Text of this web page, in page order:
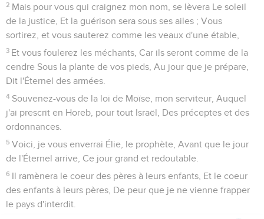
2 Mais pour vous qui craignez mon nom, se lèvera Le soleil
de la justice, Et la guérison sera sous ses ailes ; Vous
sortirez, et vous sauterez comme les veaux d'une étable,
3 Et vous foulerez les méchants, Car ils seront comme de la
cendre Sous la plante de vos pieds, Au jour que je prépare,
Dit l'Éternel des armées.
4 Souvenez-vous de la loi de Moïse, mon serviteur, Auquel
j'ai prescrit en Horeb, pour tout Israël, Des préceptes et des
ordonnances.
5 Voici, je vous enverrai Élie, le prophète, Avant que le jour
de l'Éternel arrive, Ce jour grand et redoutable.
6 Il ramènera le coeur des pères à leurs enfants, Et le coeur
des enfants à leurs pères, De peur que je ne vienne frapper
le pays d'interdit.